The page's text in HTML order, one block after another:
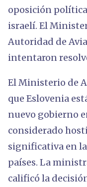
oposición
israelí. El
Autoridad de
intentaron
El Ministerio de
que Eslovenia
nuevo gobierno
considerado
significativa en
países. La
calificó la